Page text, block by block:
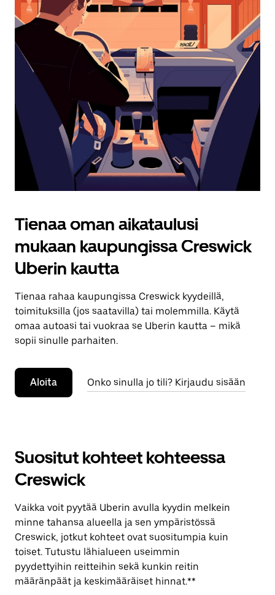
Tienaa oman aikataulusi
mukaan kaupungissa Creswick
Uberin kautta
Tienaa rahaa kaupungissa Creswick kyydeillä,
toimituksilla (jos saatavilla) tai molemmilla. Käytä
omaa autoasi tai vuokraa se Uberin kautta – mikä
sopii sinulle parhaiten.
Aloita Onko sinulla jo tili? Kirjaudu sisään
Suositut kohteet kohteessa
Creswick
Vaikka voit pyytää Uberin avulla kyydin melkein
minne tahansa alueella ja sen ympäristössä
Creswick, jotkut kohteet ovat suositumpia kuin
toiset. Tutustu lähialueen useimmin
pyydettyihin reitteihin sekä kunkin reitin
määränpäät ja keskimääräiset hinnat.**